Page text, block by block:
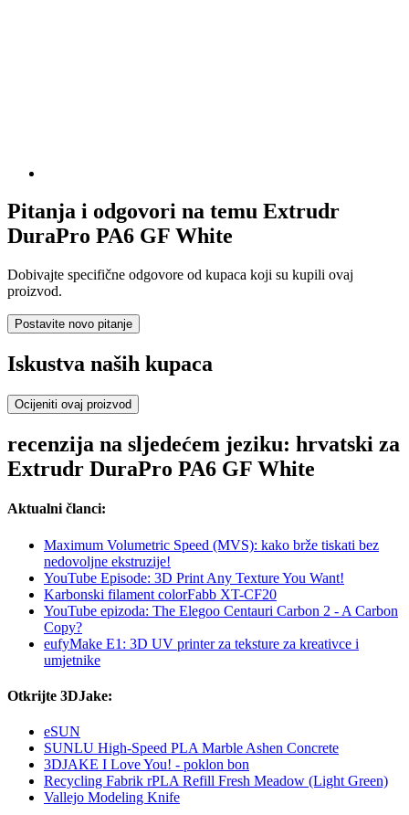
Pitanja i odgovori na temu Extrudr
DuraPro PA6 GF White
Dobivajte specifične odgovore od kupaca koji su kupili ovaj
proizvod.
Postavite novo pitanje
Iskustva naših kupaca
Ocijeniti ovaj proizvod
recenzija na sljedećem jeziku: hrvatski za
Extrudr DuraPro PA6 GF White
Aktualni članci:
Maximum Volumetric Speed (MVS): kako brže tiskati bez
nedovoljne ekstruzije!
YouTube Episode: 3D Print Any Texture You Want!
Karbonski filament colorFabb XT-CF20
YouTube epizoda: The Elegoo Centauri Carbon 2 - A Carbon
Copy?
eufyMake E1: 3D UV printer za teksture za kreativce i
umjetnike
Otkrijte 3DJake:
eSUN
SUNLU High-Speed PLA Marble Ashen Concrete
3DJAKE I Love You! - poklon bon
Recycling Fabrik rPLA Refill Fresh Meadow (Light Green)
Vallejo Modeling Knife